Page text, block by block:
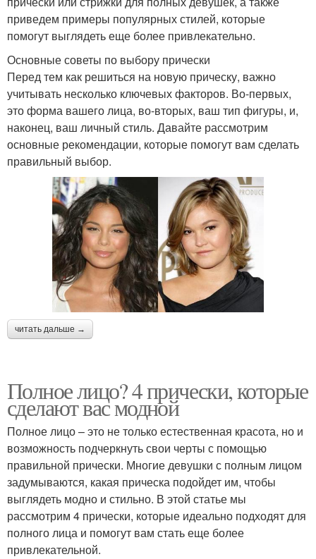
приведем примеры популярных стилей, которые
помогут выглядеть еще более привлекательно.
Основные советы по выбору прически
Перед тем как решиться на новую прическу, важно
учитывать несколько ключевых факторов. Во-первых,
это форма вашего лица, во-вторых, ваш тип фигуры, и,
наконец, ваш личный стиль. Давайте рассмотрим
основные рекомендации, которые помогут вам сделать
правильный выбор.
читать дальше →
Полное лицо? 4 прически, которые
сделают вас модной
Полное лицо – это не только естественная красота, но и
возможность подчеркнуть свои черты с помощью
правильной прически. Многие девушки с полным лицом
задумываются, какая прическа подойдет им, чтобы
выглядеть модно и стильно. В этой статье мы
рассмотрим 4 прически, которые идеально подходят для
полного лица и помогут вам стать еще более
привлекательной.